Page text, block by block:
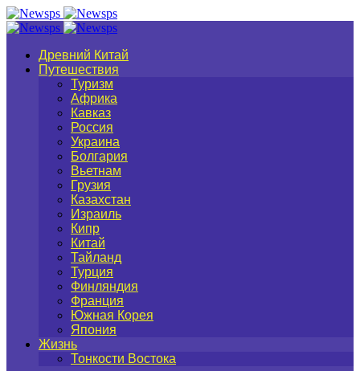
Древний Китай
Путешествия
Туризм
Африка
Кавказ
Россия
Украина
Болгария
Вьетнам
Грузия
Казахстан
Израиль
Кипр
Китай
Тайланд
Турция
Финляндия
Франция
Южная Корея
Япония
Жизнь
Тонкости Востока